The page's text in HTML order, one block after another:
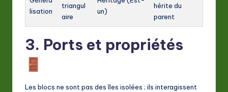
lisation
triangul
aire
un)
hérite du
parent
3. Ports et propriétés
Les blocs ne sont pas des îles isolées ; ils interagissent